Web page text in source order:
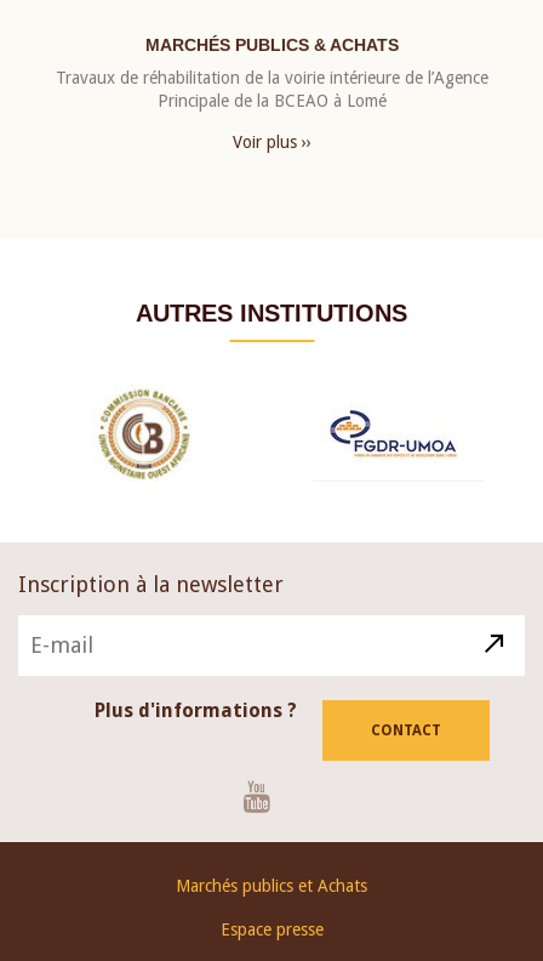
MARCHÉS PUBLICS & ACHATS
Travaux de réhabilitation de la voirie intérieure de l’Agence
Principale de la BCEAO à Lomé
Voir plus ››
AUTRES INSTITUTIONS
Inscription à la newsletter
Plus d'informations ?
CONTACT
Marchés publics et Achats
Espace presse